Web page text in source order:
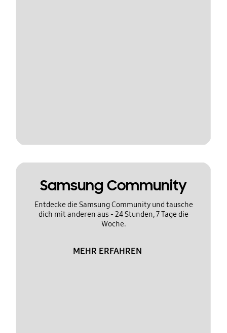
Samsung Community
Entdecke die Samsung Community und tausche
dich mit anderen aus - 24 Stunden, 7 Tage die
Woche.
MEHR ERFAHREN